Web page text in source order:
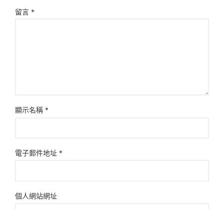
留言 *
顯示名稱 *
電子郵件地址 *
個人網站網址